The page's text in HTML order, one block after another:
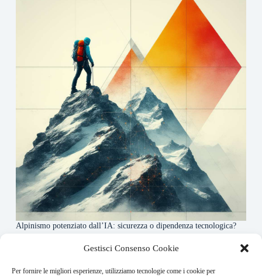
Gestisci Consenso Cookie
Per fornire le migliori esperienze, utilizziamo tecnologie come i cookie per
Alpinismo potenziato dall’IA: sicurezza o dipendenza tecnologica?